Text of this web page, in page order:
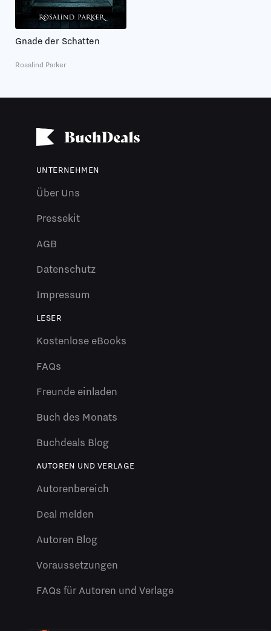
Gnade der Schatten
Rosalind Parker
UNTERNEHMEN
Über Uns
Pressekit
AGB
Datenschutz
Impressum
LESER
Kostenlose eBooks
FAQs
Freunde einladen
Buch des Monats
Buchdeals Blog
AUTOREN UND VERLAGE
Autorenbereich
Deal melden
Autoren Blog
Voraussetzungen
FAQs für Autoren und Verlage